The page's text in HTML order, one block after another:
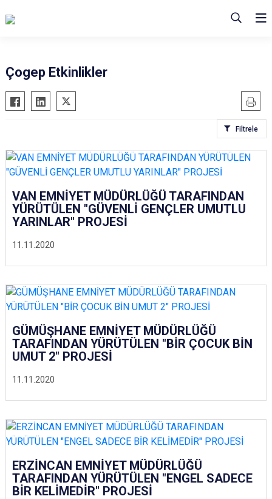
Çogep Etkinlikler
Filtrele
11.11.2020
VAN EMNİYET MÜDÜRLÜĞÜ TARAFINDAN
YÜRÜTÜLEN "GÜVENLİ GENÇLER UMUTLU
YARINLAR" PROJESİ
11.11.2020
GÜMÜŞHANE EMNİYET MÜDÜRLÜĞÜ
TARAFINDAN YÜRÜTÜLEN "BİR ÇOCUK BİN
UMUT 2" PROJESİ
ERZİNCAN EMNİYET MÜDÜRLÜĞÜ
TARAFINDAN YÜRÜTÜLEN "ENGEL SADECE
BİR KELİMEDİR" PROJESİ